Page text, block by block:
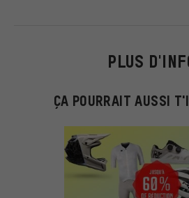
PLUS
ÇA POURRAIT AUSSI